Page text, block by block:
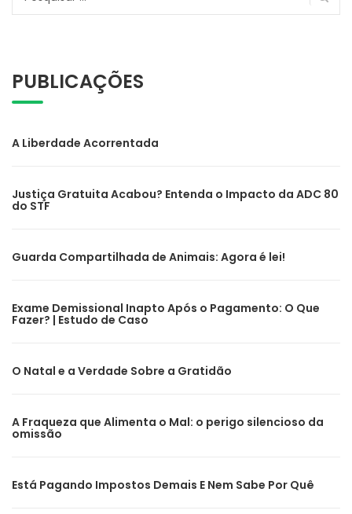
PUBLICAÇÕES
A Liberdade Acorrentada
Justiça Gratuita Acabou? Entenda o Impacto da ADC 80
do STF
Guarda Compartilhada de Animais: Agora é lei!
Exame Demissional Inapto Após o Pagamento: O Que
Fazer? | Estudo de Caso
O Natal e a Verdade Sobre a Gratidão
A Fraqueza que Alimenta o Mal: o perigo silencioso da
omissão
Está Pagando Impostos Demais E Nem Sabe Por Quê